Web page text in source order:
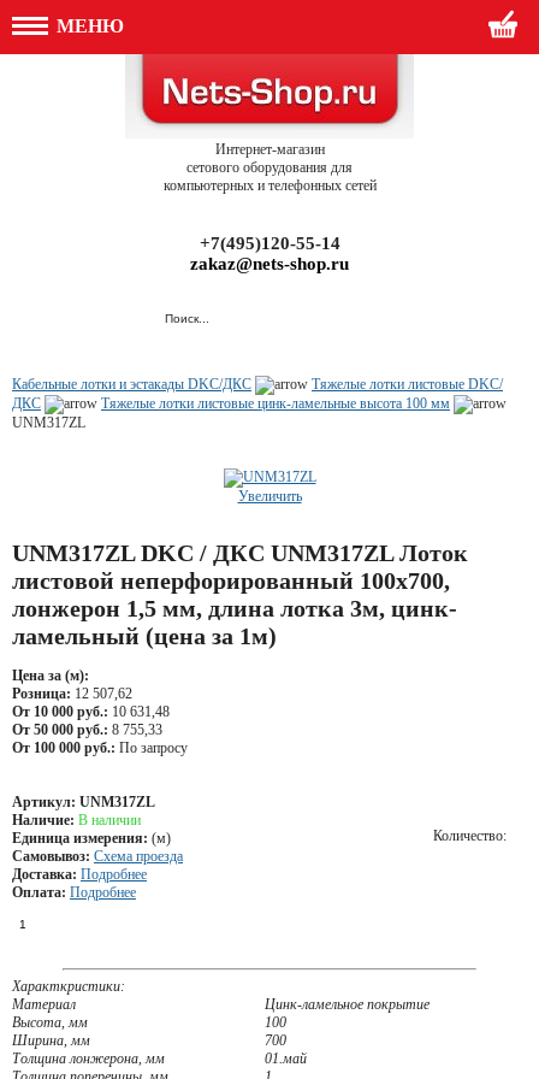
МЕНЮ
Интернет-магазин
сетового оборудования для
компьютерных и телефонных сетей
+7(495)120-55-14
zakaz@nets-shop.ru
Кабельные лотки и эстакады DKC/ДКС
Тяжелые лотки листовые DKC/
ДКС
Тяжелые лотки листовые цинк-ламельные высота 100 мм
UNM317ZL
Увеличить
UNM317ZL DKC / ДКС UNM317ZL Лоток
листовой неперфорированный 100х700,
лонжерон 1,5 мм, длина лотка 3м, цинк-
ламельный (цена за 1м)
Цена за (м):
Розница: 12 507,62
От 10 000 руб.: 10 631,48
От 50 000 руб.: 8 755,33
От 100 000 руб.: По запросу
Артикул: UNM317ZL
Наличие: В наличии
Единица измерения: (м)
Самовывоз: Схема проезда
Доставка: Подробнее
Оплата: Подробнее
Количество:
Характкристики:
Материал
Цинк-ламельное покрытие
Высота, мм
100
Ширина, мм
700
Толщина лонжерона, мм
01.май